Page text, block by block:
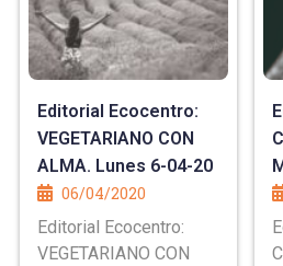
Editorial Ecocentro:
VEGETARIANO CON
ALMA. Lunes 6-04-20
06/04/2020
Editorial Ecocentro:
VEGETARIANO CON